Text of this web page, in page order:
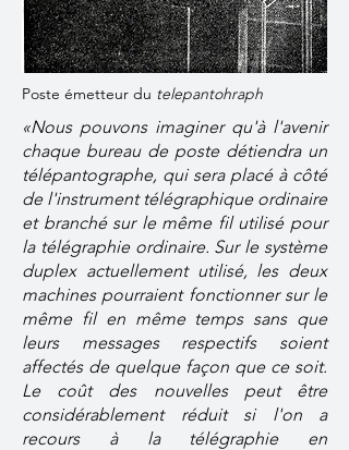
Poste émetteur du telepantohraph
«Nous pouvons imaginer qu'à l'avenir
chaque bureau de poste détiendra un
télépantographe, qui sera placé à côté
de l'instrument télégraphique ordinaire
et branché sur le même fil utilisé pour
la télégraphie ordinaire. Sur le système
duplex actuellement utilisé, les deux
machines pourraient fonctionner sur le
même fil en même temps sans que
leurs messages respectifs soient
affectés de quelque façon que ce soit.
Le coût des nouvelles peut être
considérablement réduit si l'on a
recours à la télégraphie en